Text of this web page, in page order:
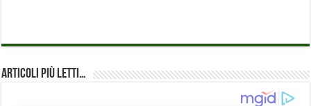
Articoli più Letti…